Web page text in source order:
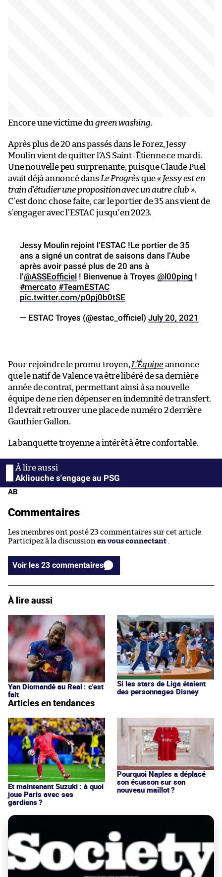
Encore une victime dugreen washing.
Après plus de 20 ans passés dans le Forez, Jessy
Moulin vient de quitter l’AS Saint-Étienne ce mardi.
Une nouvelle peu surprenante, puisque Claude Puel
avait déjà annoncé dans Le Progrèsque« Jessy est en
train d’étudier une proposition avec un autre club ».
C’est donc chose faite, car le portier de 35 ans vient de
s’engager avec l’ESTAC jusqu’en 2023.
Jessy Moulin rejoint l’ESTAC !Le portier de 35
ans a signé un contrat de saisons dans l’Aube
après avoir passé plus de 20 ans à
l’@ASSEofficiel ! Bienvenue à Troyes @l00ping !
#mercato #TeamESTAC
pic.twitter.com/p0pj0b0tSE
— ESTAC Troyes (@estac_officiel) July 20, 2021
Pour rejoindre le promu troyen, L’Équipeannonce
que le natif de Valence va être libéré de sa dernière
année de contrat, permettant ainsi à sa nouvelle
équipe de ne rien dépenser en indemnité de transfert.
Il devrait retrouver une place de numéro 2 derrière
Gauthier Gallon.
La banquette troyenne a intérêt à être confortable.
Akliouche s'engage au PSG
AB
Commentaires
Les membres ont posté 23 commentaires sur cet article.
Participez à la discussion en vous connectant
Voir les 23 commentaires
À lire aussi
Yan Diomandé au Real : c'est
fait
Si les stars de Liga étaient
des personnages Disney
Articles en tendances
Et maintenant Suzuki : à quoi
joue Paris avec ses
gardiens ?
Pourquoi Naples a déplacé
son écusson sur son
nouveau maillot ?